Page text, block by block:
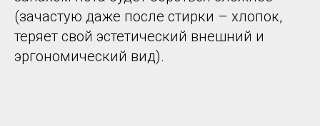
(зачастую даже после стирки – хлопок,
теряет свой эстетический внешний и
эргономический вид).